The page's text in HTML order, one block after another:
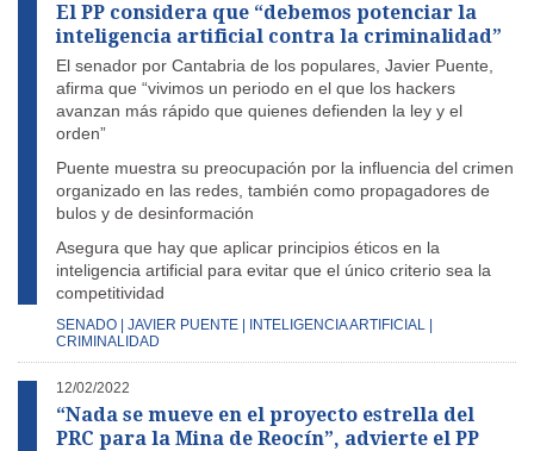
El PP considera que “debemos potenciar la
inteligencia artificial contra la criminalidad”
El senador por Cantabria de los populares, Javier Puente,
afirma que “vivimos un periodo en el que los hackers
avanzan más rápido que quienes defienden la ley y el
orden”
Puente muestra su preocupación por la influencia del crimen
organizado en las redes, también como propagadores de
bulos y de desinformación
Asegura que hay que aplicar principios éticos en la
inteligencia artificial para evitar que el único criterio sea la
competitividad
SENADO | JAVIER PUENTE | INTELIGENCIA ARTIFICIAL |
CRIMINALIDAD
12/02/2022
“Nada se mueve en el proyecto estrella del
PRC para la Mina de Reocín”, advierte el PP